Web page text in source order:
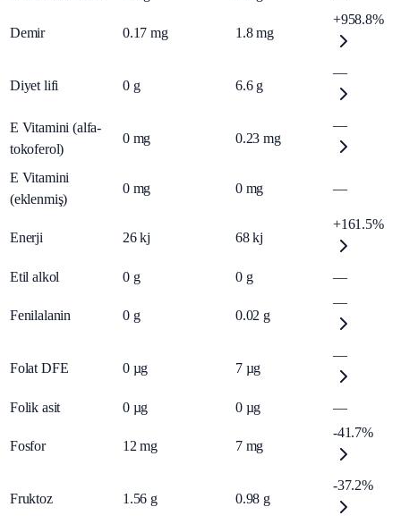
Demir 0.17 mg 1.8 mg
+958.8%
Diyet lifi 0 g 6.6 g
—
E Vitamini (alfa-
tokoferol)
0 mg 0.23 mg
—
E Vitamini
(eklenmiş)
0 mg 0 mg —
Enerji 26 kj 68 kj
+161.5%
Etil alkol 0 g 0 g —
Fenilalanin 0 g 0.02 g
—
Folat DFE 0 µg 7 µg
—
Folik asit 0 µg 0 µg —
Fosfor 12 mg 7 mg
-41.7%
Fruktoz 1.56 g 0.98 g
-37.2%